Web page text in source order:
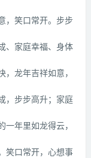
，笑口常开。步步
、家庭幸福、身体
龙年吉祥如意，
，步步高升；家庭
年里如龙得云，
笑口常开，心想事